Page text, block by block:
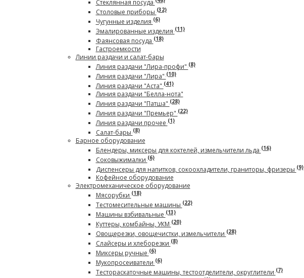
Стеклянная посуда
Столовые приборы(32)
Чугунные изделия(6)
Эмалированные изделия(11)
Фаянсовая посуда(18)
Гастроемкости
Линии раздачи и салат-бары
Линия раздачи "Лира-профи"(8)
Линия раздачи "Лира"(10)
Линия раздачи "Аста"(41)
Линия раздачи "Белла-нота"
Линия раздачи "Патша"(28)
Линия раздачи "Премьер"(22)
Линия раздачи прочее(1)
Салат-бары(8)
Барное оборудование
Блендеры, миксеры для коктелей, измельчители льда(16)
Соковыжималки(6)
Диспенсеры для напитков, сокоохладители, граниторы, фризеры(9)
Кофейное оборудование
Электромеханическое оборудование
Мясорубки(18)
Тестомесительные машины(22)
Машины взбивальные(13)
Куттеры, комбайны, УКМ(20)
Овощерезки, овощечистки, измельчители(28)
Слайсеры и хлеборезки(8)
Миксеры ручные(6)
Мукопросеиватели(6)
Тестораскаточные машины, тестоотделители, округлители(7)